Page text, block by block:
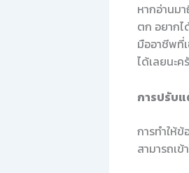
หากอ่านม
ตก อยาก
มืออาชีพที่
ได้เลยนะ
การปรับ
การทำให้
สามารถเ